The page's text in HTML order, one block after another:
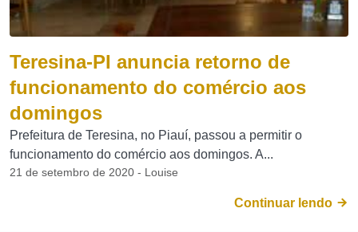
Teresina-PI anuncia retorno de
funcionamento do comércio aos
domingos
Prefeitura de Teresina, no Piauí, passou a permitir o
funcionamento do comércio aos domingos. A...
21 de setembro de 2020 - Louise
Continuar lendo